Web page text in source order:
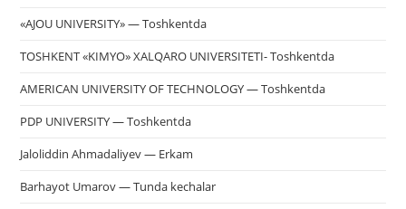
«AJOU UNIVERSITY» — Toshkentda
TOSHKENT «KIMYO» XALQARO UNIVERSITETI- Toshkentda
AMERICAN UNIVERSITY OF TECHNOLOGY — Toshkentda
PDP UNIVERSITY — Toshkentda
Jaloliddin Ahmadaliyev — Erkam
Barhayot Umarov — Tunda kechalar